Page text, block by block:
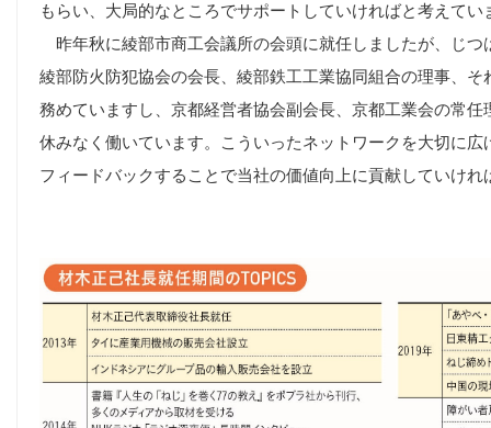
もらい、大局的なところでサポートしていければと考えてい
昨年秋に綾部市商工会議所の会頭に就任しましたが、じつ
綾部防火防犯協会の会長、綾部鉄工工業協同組合の理事、
務めていますし、京都経営者協会副会長、京都工業会の常
休みなく働いています。こういったネットワークを大切に
フィードバックすることで当社の価値向上に貢献していけれ